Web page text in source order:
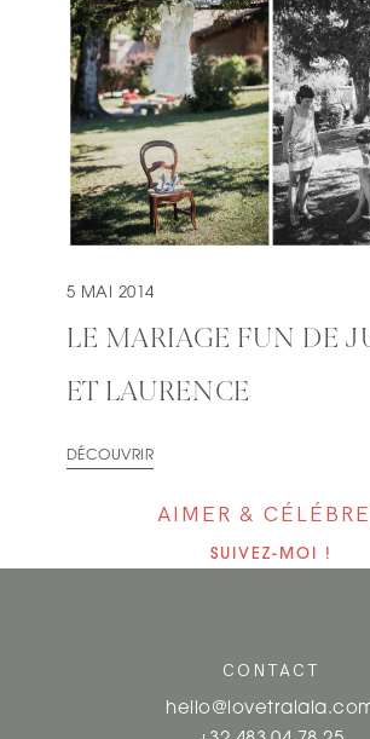
5 MAI 2014
LE MARIAGE FUN DE
ET LAURENCE
DÉCOUVRIR
AIMER &
SUIVEZ-MOI !
CONTACT